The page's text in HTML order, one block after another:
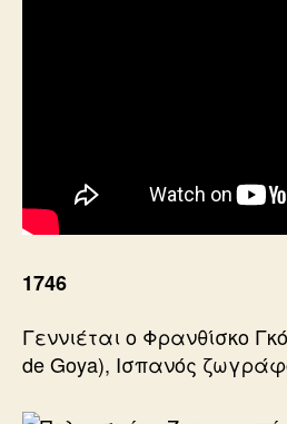
1746
Γεννιέται ο Φρανθίσκο
de Goya), Ισπανός